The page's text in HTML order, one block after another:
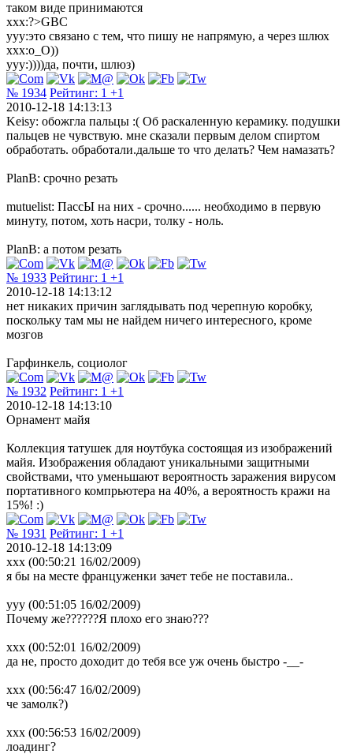
таком виде принимаются
xxx:?>GBC
yyy:это связано с тем, что пишу не напрямую, а через шлюх
xxx:о_О))
yyy:))))да, почти, шлюз)
№ 1934 Рейтинг: 1 +1
2010-12-18 14:13:13
Keisy: обожгла пальцы :( Об раскаленную керамику. подушки
пальцев не чувствую. мне сказали первым делом спиртом
обработать. обработали.дальше то что делать? Чем намазать?
PlanB: срочно резать
mutuelist: ПассЫ на них - срочно...... необходимо в первую
минуту, потом, хоть насри, толку - ноль.
PlanB: а потом резать
№ 1933 Рейтинг: 1 +1
2010-12-18 14:13:12
нет никаких причин заглядывать под черепную коробку,
поскольку там мы не найдем ничего интересного, кроме
мозгов
Гарфинкель, социолог
№ 1932 Рейтинг: 1 +1
2010-12-18 14:13:10
Орнамент майя
Коллекция татушек для ноутбука состоящая из изображений
майя. Изображения обладают уникальными защитными
свойствами, что уменьшают вероятность заражения вирусом
портативного компрьютера на 40%, а вероятность кражи на
15%! :)
№ 1931 Рейтинг: 1 +1
2010-12-18 14:13:09
xxx (00:50:21 16/02/2009)
я бы на месте француженки зачет тебе не поставила..
yyy (00:51:05 16/02/2009)
Почему же??????Я плохо его знаю???
xxx (00:52:01 16/02/2009)
да не, просто доходит до тебя все уж очень быстро -__-
ххх (00:56:47 16/02/2009)
че замолк?)
ххх (00:56:53 16/02/2009)
лоадинг?